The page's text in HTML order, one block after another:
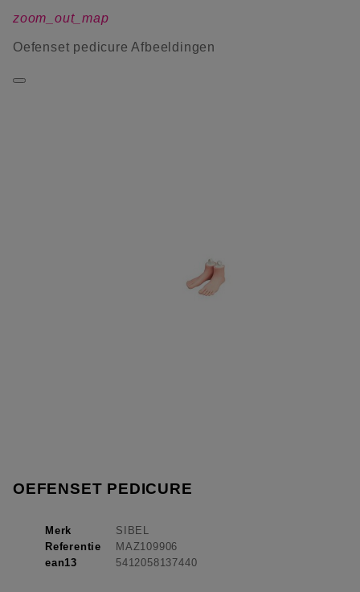
zoom_out_map
Oefenset pedicure Afbeeldingen
OEFENSET PEDICURE
Merk
SIBEL
Referentie
MAZ109906
ean13
5412058137440